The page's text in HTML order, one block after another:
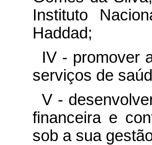
Instituto
Haddad;
IV - promover
serviços de
V -
financeira e
sob a sua